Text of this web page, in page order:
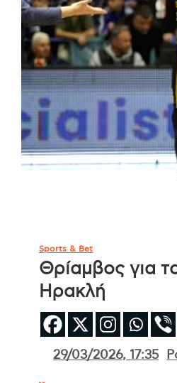
Sports & Bet
Θρίαμβος για
Ηρακλή
29/03/2026, 17:35